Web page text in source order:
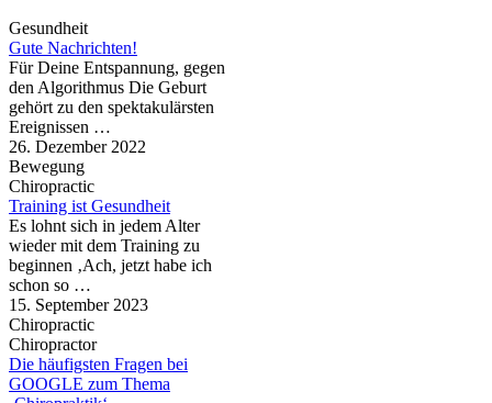
Gesundheit
Gute Nachrichten!
Für Deine Entspannung, gegen
den Algorithmus Die Geburt
gehört zu den spektakulärsten
Ereignissen …
26. Dezember 2022
Bewegung
Chiropractic
Training ist Gesundheit
Es lohnt sich in jedem Alter
wieder mit dem Training zu
beginnen ‚Ach, jetzt habe ich
schon so …
15. September 2023
Chiropractic
Chiropractor
Die häufigsten Fragen bei
GOOGLE zum Thema